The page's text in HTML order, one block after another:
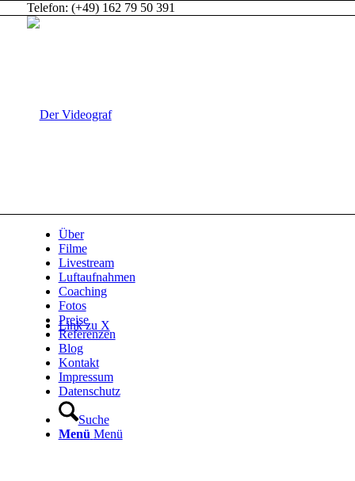
Telefon: (+49) 162 79 50 391
Link zu X
Über
Filme
Livestream
Luftaufnahmen
Coaching
Fotos
Preise
Referenzen
Blog
Kontakt
Impressum
Datenschutz
Suche
Menü Menü